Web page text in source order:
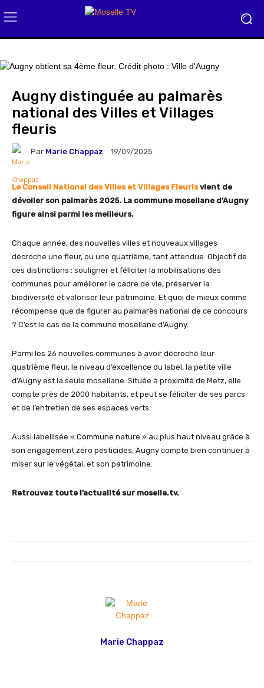
Augny distinguée au palmarès
national des Villes et Villages
fleuris
Par Marie Chappaz 19/09/2025
Le Conseil National des Villes et Villages Fleurisvient de
dévoiler son palmarès 2025. La commune mosellane d’Augny
figure ainsi parmi les meilleurs.
Chaque année, des nouvelles villes et nouveaux villages
décroche une fleur, ou une quatrième, tant attendue. Objectif de
ces distinctions : souligner et féliciter la mobilisations des
communes pour améliorer le cadre de vie, préserver la
biodiversité et valoriser leur patrimoine. Et quoi de mieux comme
récompense que de figurer au palmarès national de ce concours
? C’est le cas de la commune mosellane d’Augny.
Parmi les 26 nouvelles communes à avoir décroché leur
quatrième fleur, le niveau d’excellence du label, la petite ville
d’Augny est la seule mosellane. Située à proximité de Metz, elle
compte près de 2000 habitants, et peut se féliciter de ses parcs
et de l’entretien de ses espaces verts.
Aussi labellisée « Commune nature » au plus haut niveau grâce à
son engagement zéro pesticides, Augny compte bien continuer à
miser sur le végétal, et son patrimoine.
Retrouvez toute l’actualité sur moselle.tv.
Marie Chappaz